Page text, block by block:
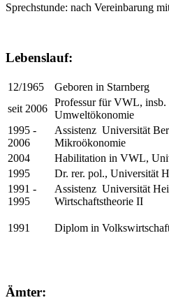
Sprechstunde: nach Vereinbarung
Lebenslauf:
12/1965
Geboren in Starnberg
seit 2006
Professur für VWL,
Umweltökonomie
1995 -
2006
Assistenz Universität
Mikroökonomie
2004
Habilitation in VWL,
1995
Dr. rer. pol., Universität
1991 -
1995
Assistenz Universität
Wirtschaftstheorie II
1991 Diplom in
Ämter: